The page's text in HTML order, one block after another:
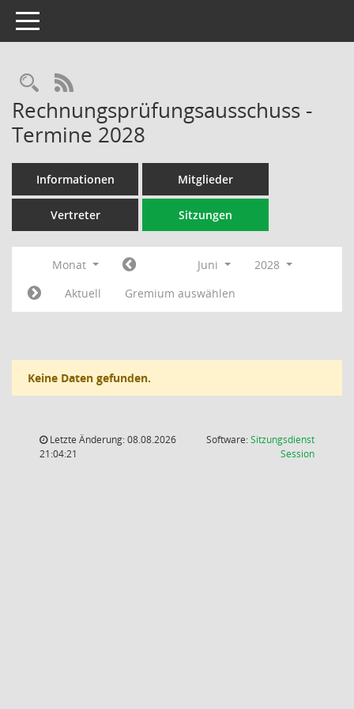
Toggle navigation
Rechercheauswahl
RSS-Feed
Rechnungsprüfungsausschuss -
Termine 2028
Informationen Mitglieder
Vertreter Sitzungen
Monat Juni
2028
Aktuell
Gremium auswählen
Keine Daten gefunden.
Letzte Änderung: 08.08.2026
21:04:21
Software:Sitzungsdienst
Session(Wird in